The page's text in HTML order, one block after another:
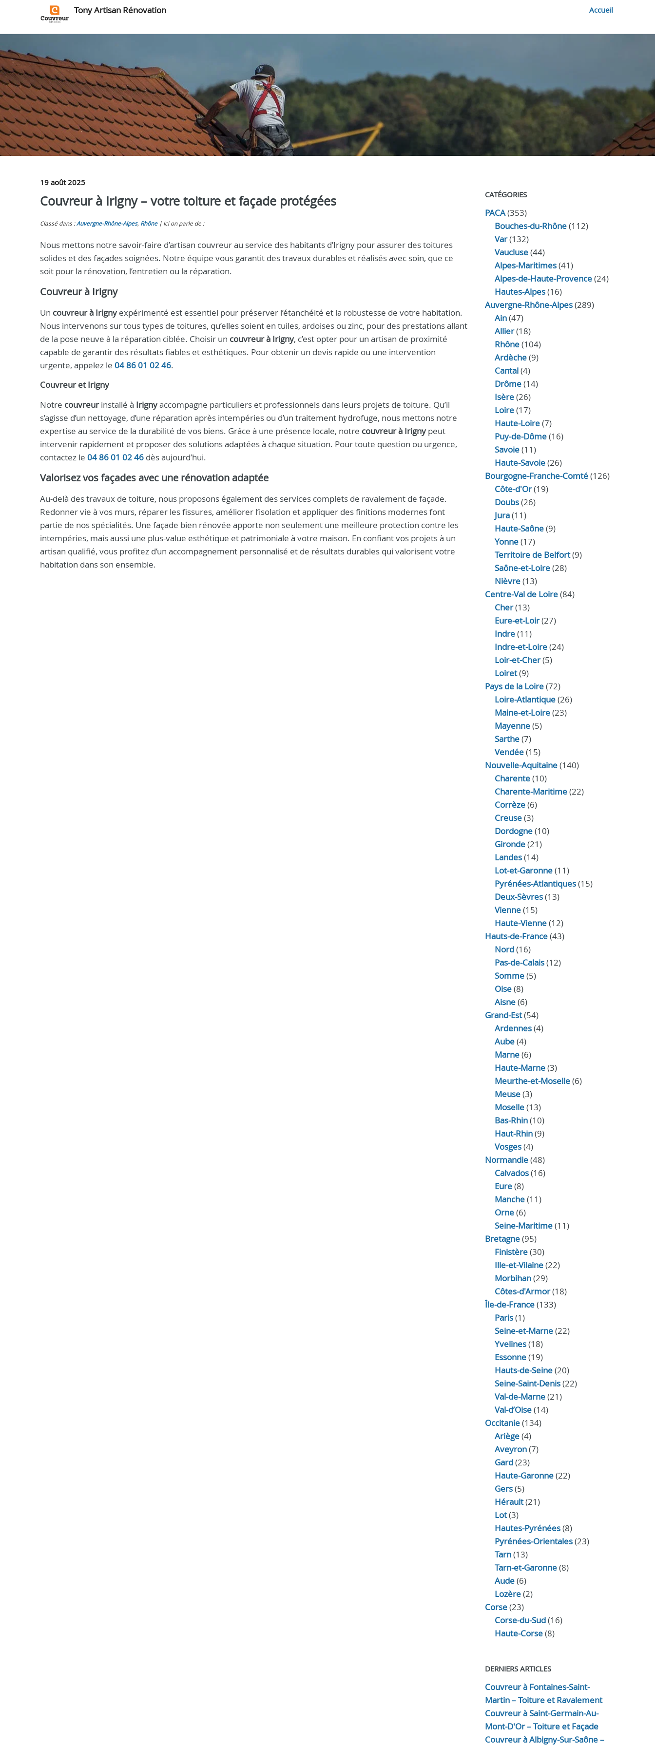
Tony Artisan Rénovation Accueil
19 août 2025
Couvreur à Irigny – votre toiture et façade protégées
Classé dans :Auvergne-Rhône-Alpes, Rhône Ici on parle de :
Nous mettons notre savoir-faire d’artisan couvreur au service des habitants d’Irigny pour assurer des toitures
solides et des façades soignées. Notre équipe vous garantit des travaux durables et réalisés avec soin, que ce
soit pour la rénovation, l’entretien ou la réparation.
Couvreur à Irigny
Un couvreur à Irignyexpérimenté est essentiel pour préserver l’étanchéité et la robustesse de votre habitation.
Nous intervenons sur tous types de toitures, qu’elles soient en tuiles, ardoises ou zinc, pour des prestations allant
de la pose neuve à la réparation ciblée. Choisir un couvreur à Irigny, c’est opter pour un artisan de proximité
capable de garantir des résultats fiables et esthétiques. Pour obtenir un devis rapide ou une intervention
urgente, appelez le 04 86 01 02 46.
Couvreur et Irigny
Notre couvreurinstallé à Irignyaccompagne particuliers et professionnels dans leurs projets de toiture. Qu’il
s’agisse d’un nettoyage, d’une réparation après intempéries ou d’un traitement hydrofuge, nous mettons notre
expertise au service de la durabilité de vos biens. Grâce à une présence locale, notre couvreur à Irignypeut
intervenir rapidement et proposer des solutions adaptées à chaque situation. Pour toute question ou urgence,
contactez le 04 86 01 02 46 dès aujourd’hui.
Valorisez vos façades avec une rénovation adaptée
Au-delà des travaux de toiture, nous proposons également des services complets de ravalement de façade.
Redonner vie à vos murs, réparer les fissures, améliorer l’isolation et appliquer des finitions modernes font
partie de nos spécialités. Une façade bien rénovée apporte non seulement une meilleure protection contre les
intempéries, mais aussi une plus-value esthétique et patrimoniale à votre maison. En confiant vos projets à un
artisan qualifié, vous profitez d’un accompagnement personnalisé et de résultats durables qui valorisent votre
habitation dans son ensemble.
CATÉGORIES
PACA(353)
Bouches-du-Rhône(112)
Var(132)
Vaucluse(44)
Alpes-Maritimes(41)
Alpes-de-Haute-Provence(24)
Hautes-Alpes(16)
Auvergne-Rhône-Alpes(289)
Ain(47)
Allier(18)
Rhône(104)
Ardèche(9)
Cantal(4)
Drôme(14)
Isère(26)
Loire(17)
Haute-Loire(7)
Puy-de-Dôme(16)
Savoie(11)
Haute-Savoie(26)
Bourgogne-Franche-Comté(126)
Côte-d'Or(19)
Doubs(26)
Jura(11)
Haute‑Saône(9)
Yonne(17)
Territoire de Belfort(9)
Saône-et-Loire(28)
Nièvre(13)
Centre-Val de Loire(84)
Cher(13)
Eure‑et‑Loir(27)
Indre(11)
Indre‑et‑Loire(24)
Loir‑et‑Cher(5)
Loiret(9)
Pays de la Loire(72)
Loire-Atlantique(26)
Maine-et-Loire(23)
Mayenne(5)
Sarthe(7)
Vendée(15)
Nouvelle-Aquitaine(140)
Charente(10)
Charente-Maritime(22)
Corrèze(6)
Creuse(3)
Dordogne(10)
Gironde(21)
Landes(14)
Lot-et-Garonne(11)
Pyrénées-Atlantiques(15)
Deux-Sèvres(13)
Vienne(15)
Haute-Vienne(12)
Hauts-de-France(43)
Nord(16)
Pas-de-Calais(12)
Somme(5)
Oise(8)
Aisne(6)
Grand-Est(54)
Ardennes(4)
Aube(4)
Marne(6)
Haute-Marne(3)
Meurthe-et-Moselle(6)
Meuse(3)
Moselle(13)
Bas-Rhin(10)
Haut-Rhin(9)
Vosges(4)
Normandie(48)
Calvados(16)
Eure(8)
Manche(11)
Orne(6)
Seine-Maritime(11)
Bretagne(95)
Finistère(30)
Ille-et-Vilaine(22)
Morbihan(29)
Côtes-d'Armor(18)
Île-de-France(133)
Paris(1)
Seine-et-Marne(22)
Yvelines(18)
Essonne(19)
Hauts-de-Seine(20)
Seine-Saint-Denis(22)
Val-de-Marne(21)
Val-d’Oise(14)
Occitanie(134)
Ariège(4)
Aveyron(7)
Gard(23)
Haute-Garonne(22)
Gers(5)
Hérault(21)
Lot(3)
Hautes-Pyrénées(8)
Pyrénées-Orientales(23)
Tarn(13)
Tarn-et-Garonne(8)
Aude(6)
Lozère(2)
Corse(23)
Corse-du-Sud(16)
Haute-Corse(8)
DERNIERS ARTICLES
Couvreur à Fontaines-Saint-
Martin – Toiture et Ravalement
Couvreur à Saint-Germain-Au-
Mont-D'Or – Toiture et Façade
Couvreur à Albigny-Sur-Saône –